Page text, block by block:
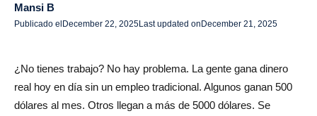
Gane dinero alquilando y ofreciendo otros servicios
13. Alquile un espacio
Mansi B
Publicado el December 22, 2025Last updated on December 21, 2025
¿No tienes trabajo? No hay problema. La gente gana dinero
real hoy en día sin un empleo tradicional. Algunos ganan 500
dólares al mes. Otros llegan a más de 5000 dólares. Se